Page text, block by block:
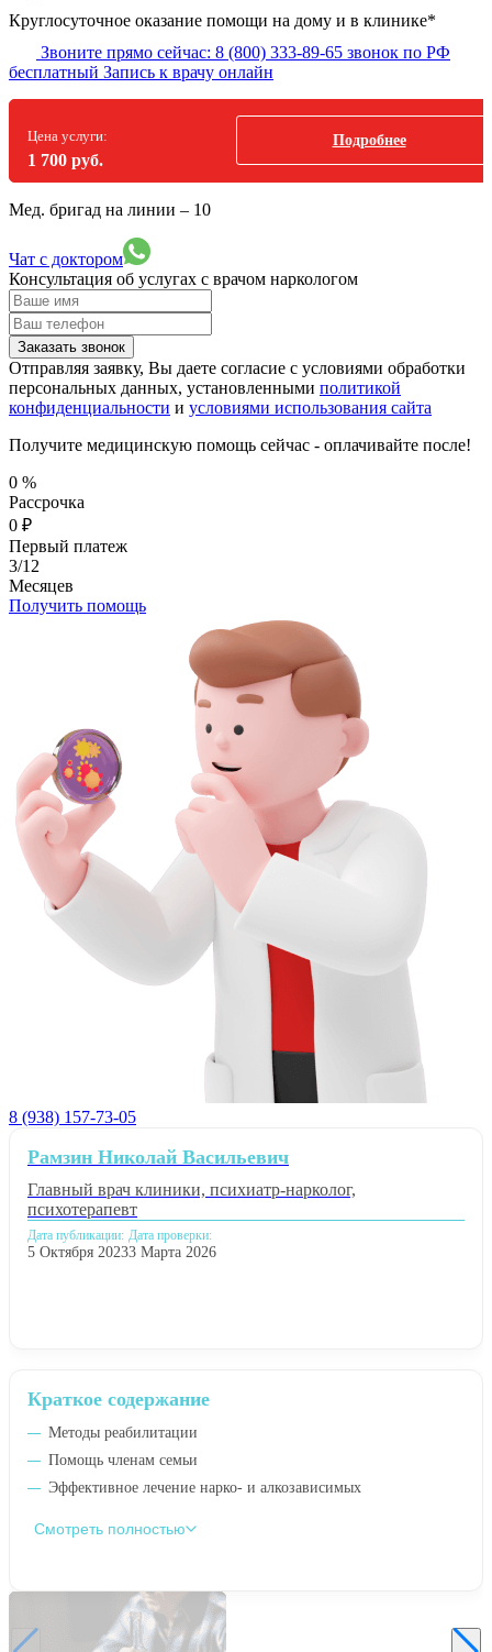
Круглосуточное оказание помощи на дому и в клинике*
Звоните прямо сейчас: 8 (800) 333-89-65 звонок по РФ
бесплатный Запись к врачу онлайн
Цена услуги:
1 700 руб.
Подробнее
Мед. бригад на линии – 10
Чат с доктором
Консультация об услугах с врачом наркологом
Заказать звонок
Отправляя заявку, Вы даете согласие с условиями обработки
персональных данных, установленными политикой
конфиденциальности и условиями использования сайта
Получите медицинскую помощь сейчас - оплачивайте после!
0 %
Рассрочка
0 ₽
Первый платеж
3/12
Месяцев
Получить помощь
8 (938) 157-73-05
Краткое содержание
Методы реабилитации
Помощь членам семьи
Эффективное лечение нарко- и алкозависимых
Смотреть полностью
Рамзин Николай Васильевич
Главный врач клиники, психиатр-нарколог,
психотерапевт
Дата публикации:
5 Октября 2023
Дата проверки:
3 Марта 2026